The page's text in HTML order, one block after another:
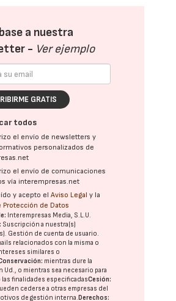
a nuestra
- Ver ejemplo
GRATIS
todos
el envío de newsletters y
personalizados de
el envío de comunicaciones
vía interempresas.net
y acepto elAviso Legal y la
Protección de Datos
Interempresas Media, S.L.U.
Suscripción a nuestra(s)
Gestión de cuenta de usuario.
relacionados con la misma o
similares o
mientras dure la
Ud., o mientras sea necesario para
las finalidades especificadasCesión:
cederse a otras empresas del
de gestión interna. Derechos: